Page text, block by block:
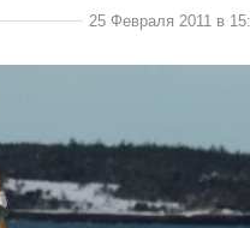
25 Февраля 2011 в